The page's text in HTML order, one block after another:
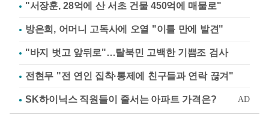
"서장훈, 28억에 산 서초 건물 450억에 매물로"
방은희, 어머니 고독사에 오열 "이틀 만에 발견"
"바지 벗고 앞뒤로"…탈북민 고백한 기쁨조 검사
전현무 "전 연인 집착·통제에 친구들과 연락 끊겨"